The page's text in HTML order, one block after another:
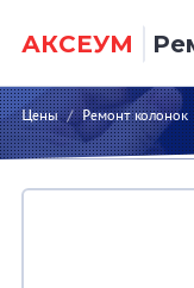
АКСЕУМ
Цены / Ремонт колонок